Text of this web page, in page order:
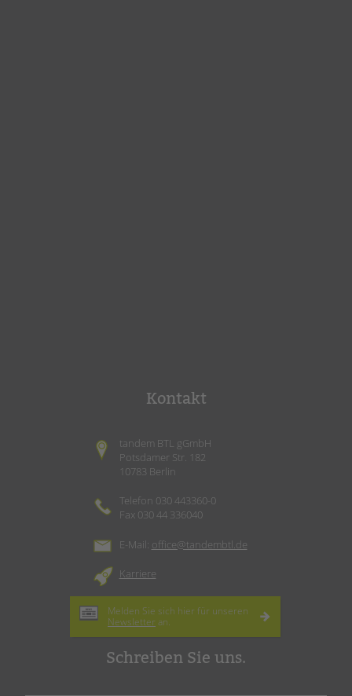
Kontakt
tandem BTL gGmbH
Potsdamer Str. 182
10783 Berlin
Telefon 030 443360-0
Fax 030 44 336040
E-Mail: office@tandembtl.de
Karriere
Melden Sie sich hier für unseren
Newsletter an.
Schreiben Sie uns.